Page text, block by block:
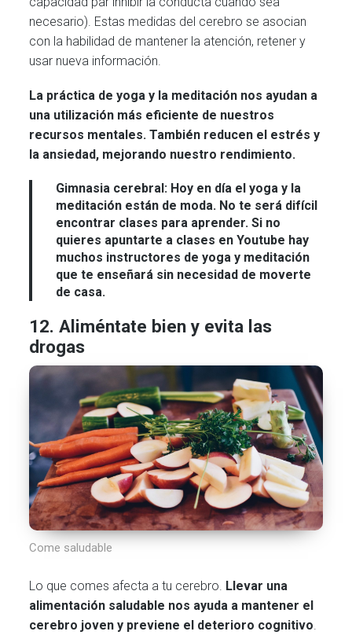
necesario). Estas medidas del cerebro se asocian
con la habilidad de mantener la atención, retener y
usar nueva información.
La práctica de yoga y la meditación nos ayudan a
una utilización más eficiente de nuestros
recursos mentales. También reducen el estrés y
la ansiedad, mejorando nuestro rendimiento.
Gimnasia cerebral: Hoy en día el yoga y la
meditación están de moda. No te será difícil
encontrar clases para aprender. Si no
quieres apuntarte a clases en Youtube hay
muchos instructores de yoga y meditación
que te enseñará sin necesidad de moverte
de casa.
12. Aliméntate bien y evita las
drogas
Come saludable
Lo que comes afecta a tu cerebro. Llevar una
alimentación saludable nos ayuda a mantener el
cerebro joven y previene el deterioro cognitivo